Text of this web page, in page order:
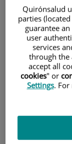
Quirónsalud
parties
guarantee
user
services
through the
accept all
cookies" or
Settings. For